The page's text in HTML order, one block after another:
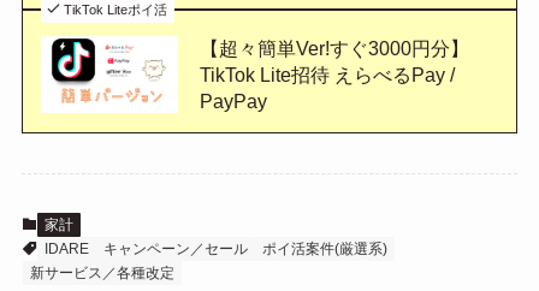
TikTok Liteポイ活
【超々簡単Ver!すぐ3000円分】
TikTok Lite招待 えらべるPay /
PayPay
家計
IDARE
キャンペーン／セール
ポイ活案件(厳選系)
新サービス／各種改定